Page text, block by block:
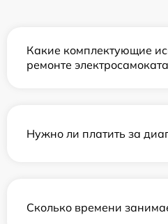
Какие комплектующие
ремонте
Нужно ли платить за
Сколько времени